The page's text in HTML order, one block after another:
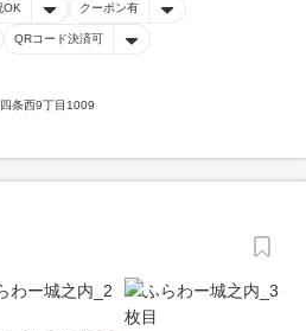
OK クーポン有
QRコード決済可
条西9丁目1009